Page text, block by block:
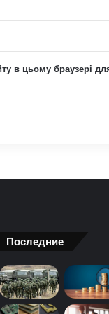
в цьому браузері
Последние